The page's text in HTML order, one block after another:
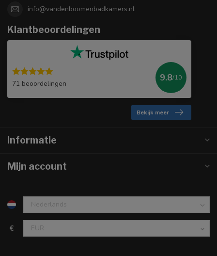
info@vandenboomenbadkamers.nl
Klantbeoordelingen
71 beoordelingen
9.8/10
Bekijk meer
Informatie
Mijn account
€